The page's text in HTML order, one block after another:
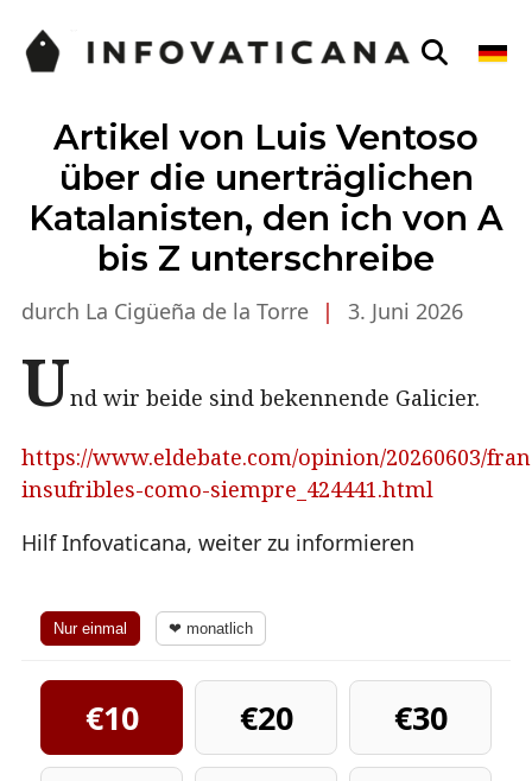
Artikel von Luis Ventoso
über die unerträglichen
Katalanisten, den ich von A
bis Z unterschreibe
durch La Cigüeña de la Torre | 3. Juni 2026
Und wir beide sind bekennende Galicier.
https://www.eldebate.com/opinion/20260603/
insufribles-como-siempre_424441.html
Hilf Infovaticana, weiter zu informieren
Nur einmal ❤ monatlich
€10 €20
€30